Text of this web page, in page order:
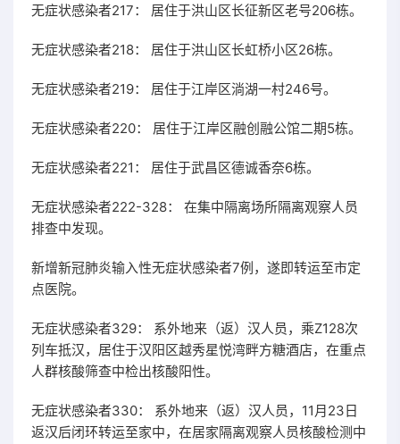
无症状感染者217： 居住于洪山区长征新区老号206栋。
无症状感染者218： 居住于洪山区长虹桥小区26栋。
无症状感染者219： 居住于江岸区淌湖一村246号。
无症状感染者220： 居住于江岸区融创融公馆二期5栋。
无症状感染者221： 居住于武昌区德诚香奈6栋。
无症状感染者222-328： 在集中隔离场所隔离观察人员
排查中发现。
新增新冠肺炎输入性无症状感染者7例，遂即转运至市定
点医院。
无症状感染者329： 系外地来（返）汉人员，乘Z128次
列车抵汉，居住于汉阳区越秀星悦湾畔方糖酒店，在重点
人群核酸筛查中检出核酸阳性。
无症状感染者330： 系外地来（返）汉人员，11月23日
返汉后闭环转运至家中，在居家隔离观察人员核酸检测中